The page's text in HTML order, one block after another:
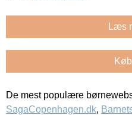
Læs
De mest populære
SagaCopenhagen.dk,